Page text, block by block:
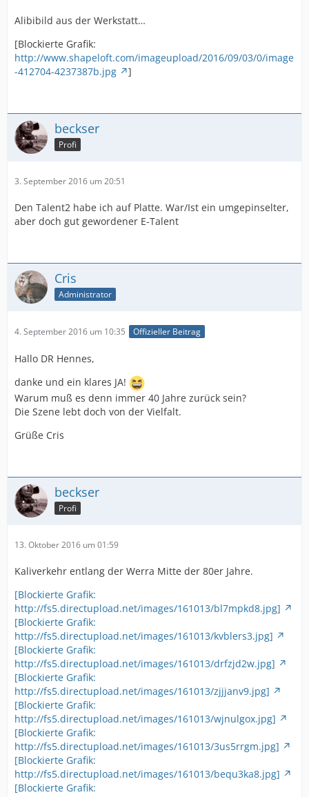
Alibibild aus der Werkstatt…
[Blockierte Grafik:
http://www.shapeloft.com/imageupload/2016/09/03/0/image
-412704-4237387b.jpg
]
beckser
Profi
3. September 2016 um 20:51
Den Talent2 habe ich auf Platte. War/Ist ein umgepinselter,
aber doch gut gewordener E-Talent
Cris
Administrator
4. September 2016 um 10:35 Offizieller Beitrag
Hallo DR Hennes,
danke und ein klares JA!
Warum muß es denn immer 40 Jahre zurück sein?
Die Szene lebt doch von der Vielfalt.
Grüße Cris
beckser
Profi
13. Oktober 2016 um 01:59
Kaliverkehr entlang der Werra Mitte der 80er Jahre.
[Blockierte Grafik:
http://fs5.directupload.net/images/161013/bl7mpkd8.jpg]
[Blockierte Grafik:
http://fs5.directupload.net/images/161013/kvblers3.jpg]
[Blockierte Grafik:
http://fs5.directupload.net/images/161013/drfzjd2w.jpg]
[Blockierte Grafik:
http://fs5.directupload.net/images/161013/zjjjanv9.jpg]
[Blockierte Grafik:
http://fs5.directupload.net/images/161013/wjnulgox.jpg]
[Blockierte Grafik:
http://fs5.directupload.net/images/161013/3us5rrgm.jpg]
[Blockierte Grafik:
http://fs5.directupload.net/images/161013/bequ3ka8.jpg]
[Blockierte Grafik: